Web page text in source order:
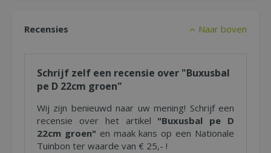
Recensies Naar boven
Schrijf zelf een recensie over "Buxusbal
pe D 22cm groen"
Wij zijn benieuwd naar uw mening! Schrijf een
recensie over het artikel "Buxusbal pe D
22cm groen" en maak kans op een Nationale
Tuinbon ter waarde van € 25,- !